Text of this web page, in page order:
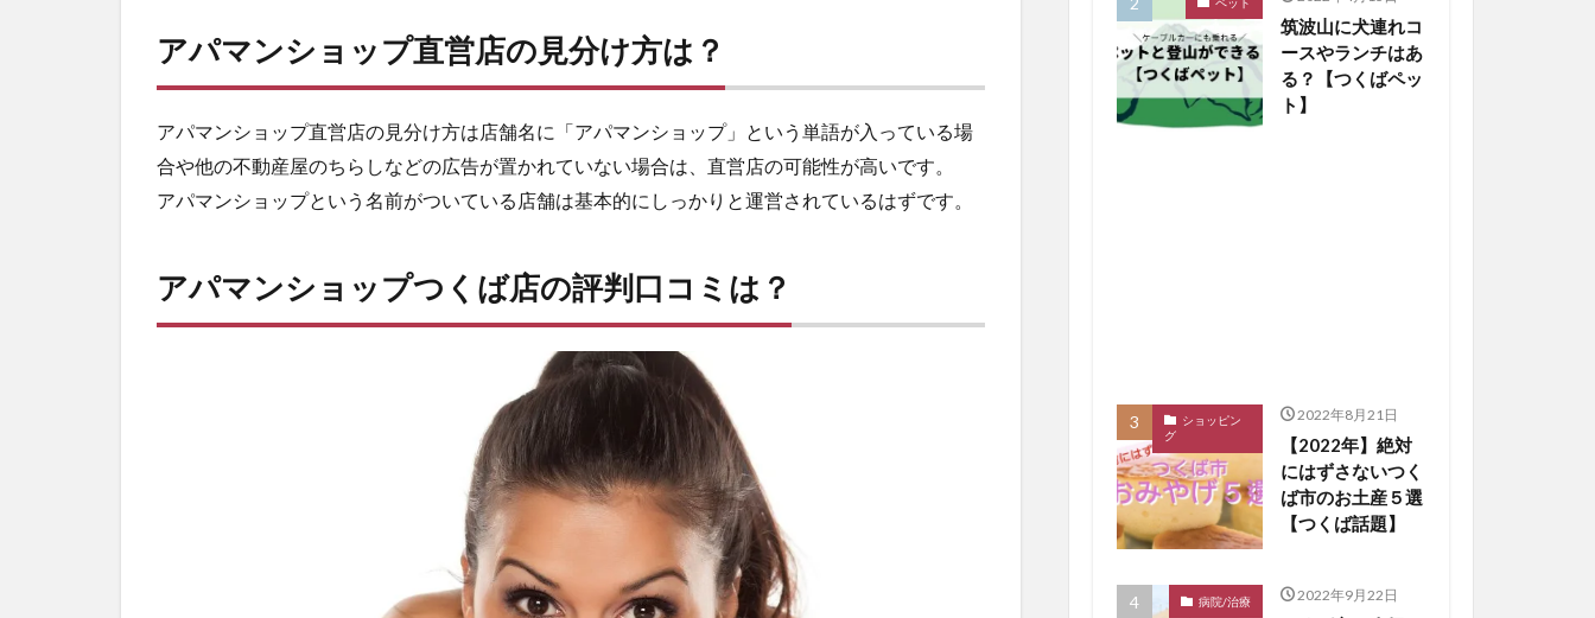
アパマンショップ直営店の見分け方は？
アパマンショップ直営店の見分け方は店舗名に「アパマンショップ」という単語が入っている場
合や他の不動産屋のちらしなどの広告が置かれていない場合は、直営店の可能性が高いです。
アパマンショップという名前がついている店舗は基本的にしっかりと運営されているはずです。
アパマンショップつくば店の評判口コミは？
筑波山に犬連れコ
ースやランチはあ
る？【つくばペッ
ト】
ショッピン
グ
2022年8月21日
【2022年】絶対
にはずさないつく
ば市のお土産５選
【つくば話題】
病院/治療 2022年9月22日